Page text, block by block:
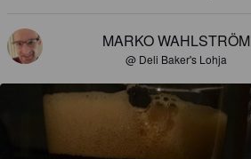
MARKO WAHLSTRÖM
@ Deli Baker's Lohja